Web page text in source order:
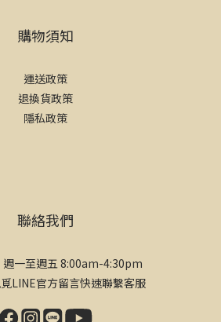
購物須知
運送政策
退換貨政策
隱私政策
聯絡我們
週一至週五 8:00am-4:30pm
LINE官方留言快速聯繫客服